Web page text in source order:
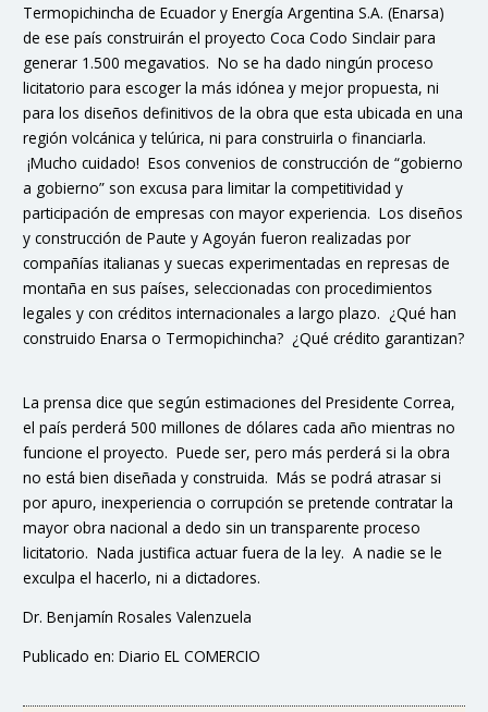
Termopichincha de Ecuador y Energía Argentina S.A. (Enarsa)
de ese país construirán el proyecto Coca Codo Sinclair para
generar 1.500 megavatios. No se ha dado ningún proceso
licitatorio para escoger la más idónea y mejor propuesta, ni
para los diseños definitivos de la obra que esta ubicada en una
región volcánica y telúrica, ni para construirla o financiarla.
¡Mucho cuidado! Esos convenios de construcción de “gobierno
a gobierno” son excusa para limitar la competitividad y
participación de empresas con mayor experiencia. Los diseños
y construcción de Paute y Agoyán fueron realizadas por
compañías italianas y suecas experimentadas en represas de
montaña en sus países, seleccionadas con procedimientos
legales y con créditos internacionales a largo plazo. ¿Qué han
construido Enarsa o Termopichincha? ¿Qué crédito garantizan?
La prensa dice que según estimaciones del Presidente Correa,
el país perderá 500 millones de dólares cada año mientras no
funcione el proyecto. Puede ser, pero más perderá si la obra
no está bien diseñada y construida. Más se podrá atrasar si
por apuro, inexperiencia o corrupción se pretende contratar la
mayor obra nacional a dedo sin un transparente proceso
licitatorio. Nada justifica actuar fuera de la ley. A nadie se le
exculpa el hacerlo, ni a dictadores.
Dr. Benjamín Rosales Valenzuela
Publicado en: Diario EL COMERCIO